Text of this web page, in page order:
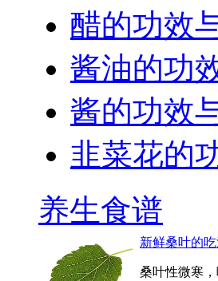
醋的功效
酱油的功
酱的功效
韭菜花的
养生食谱
新鲜桑叶的
桑叶性微寒